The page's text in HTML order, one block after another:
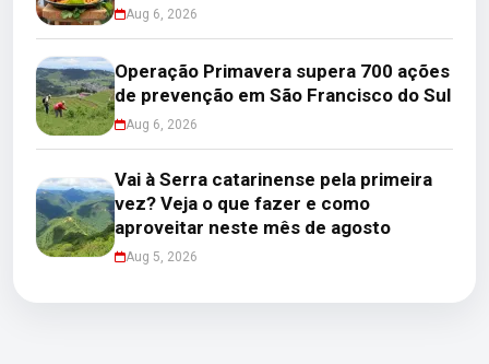
Aug 6, 2026
Operação Primavera supera 700 ações
de prevenção em São Francisco do Sul
Aug 6, 2026
Vai à Serra catarinense pela primeira
vez? Veja o que fazer e como
aproveitar neste mês de agosto
Aug 5, 2026